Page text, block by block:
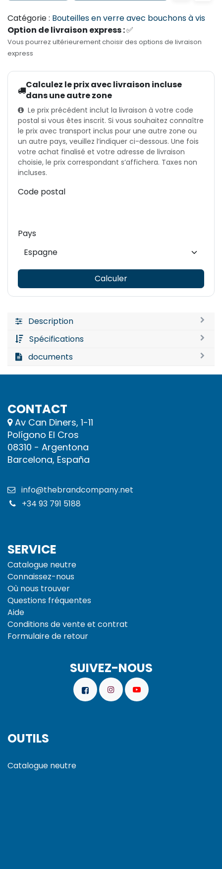
Catégorie : Bouteilles en verre avec bouchons à vis
Option de livraison express :✅
Vous pourrez ultérieurement choisir des options de livraison
express
Calculez le prix avec livraison incluse
dans une autre zone
Le prix précédent inclut la livraison à votre code
postal si vous êtes inscrit. Si vous souhaitez connaître
le prix avec transport inclus pour une autre zone ou
un autre pays, veuillez l’indiquer ci-dessous. Une fois
votre achat finalisé et votre adresse de livraison
choisie, le prix correspondant s’affichera. Taxes non
incluses.
Code postal
Pays
Calculer
Description
Spécifications
documents
CONTACT
Av Can Diners, 1-11
Polígono El Cros
08310 - Argentona
Barcelona, España
info@thebrandcompany.net
+34 93 791 5188
SERVICE
Catalogue neutre
Connaissez-nous
Où nous trouver
Questions fréquentes
Aide
Conditions de vente et contrat
Formulaire de retour
SUIVEZ-NOUS
OUTILS
Catalogue neutre